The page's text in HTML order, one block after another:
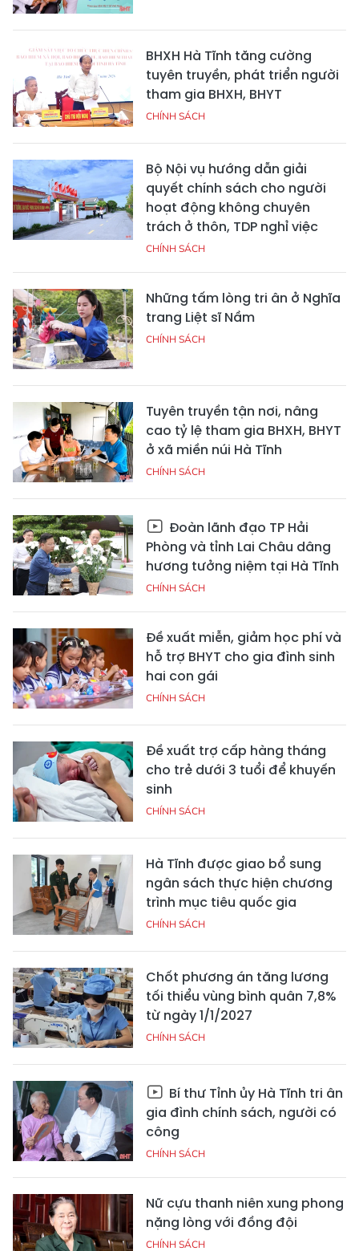
BHXH Hà Tĩnh tăng cường
tuyên truyền, phát triển người
tham gia BHXH, BHYT
CHÍNH SÁCH
Bộ Nội vụ hướng dẫn giải
quyết chính sách cho người
hoạt động không chuyên
trách ở thôn, TDP nghỉ việc
CHÍNH SÁCH
Những tấm lòng tri ân ở Nghĩa
trang Liệt sĩ Nầm
CHÍNH SÁCH
Tuyên truyền tận nơi, nâng
cao tỷ lệ tham gia BHXH, BHYT
ở xã miền núi Hà Tĩnh
CHÍNH SÁCH
Đoàn lãnh đạo TP Hải
Phòng và tỉnh Lai Châu dâng
hương tưởng niệm tại Hà Tĩnh
CHÍNH SÁCH
Đề xuất miễn, giảm học phí và
hỗ trợ BHYT cho gia đình sinh
hai con gái
CHÍNH SÁCH
Đề xuất trợ cấp hàng tháng
cho trẻ dưới 3 tuổi để khuyến
sinh
CHÍNH SÁCH
Hà Tĩnh được giao bổ sung
ngân sách thực hiện chương
trình mục tiêu quốc gia
CHÍNH SÁCH
Chốt phương án tăng lương
tối thiểu vùng bình quân 7,8%
từ ngày 1/1/2027
CHÍNH SÁCH
Bí thư Tỉnh ủy Hà Tĩnh tri ân
gia đình chính sách, người có
công
CHÍNH SÁCH
Nữ cựu thanh niên xung phong
nặng lòng với đồng đội
CHÍNH SÁCH